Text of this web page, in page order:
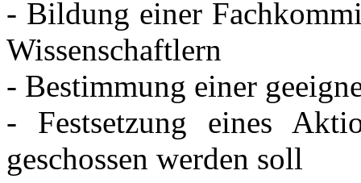
- Bildung einer
Wissenschaftlern
- Bestimmung einer
- Festsetzung eines
geschossen werden soll